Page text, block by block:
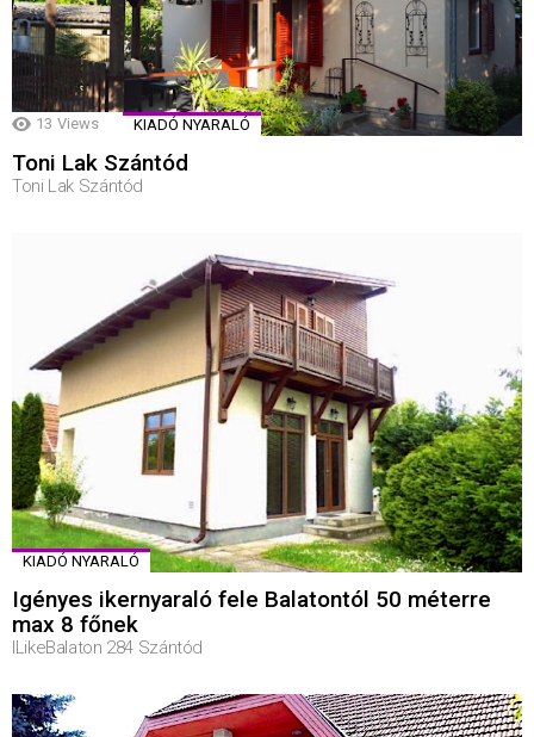
13 Views KIADÓ NYARALÓ
Toni Lak Szántód
Toni Lak Szántód
KIADÓ NYARALÓ
Igényes ikernyaraló fele Balatontól 50 méterre
max 8 főnek
ILikeBalaton 284 Szántód